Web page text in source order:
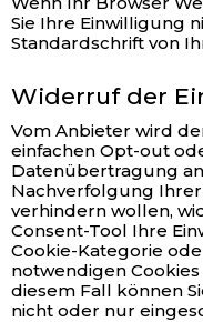
Sie Ihre Einwilligung
Standardschrift von
Widerruf der
Vom Anbieter wird
einfachen Opt-out
Datenübertragung
Nachverfolgung
verhindern wollen,
Consent-Tool Ihre
Cookie-Kategorie
notwendigen
diesem Fall können
nicht oder nur